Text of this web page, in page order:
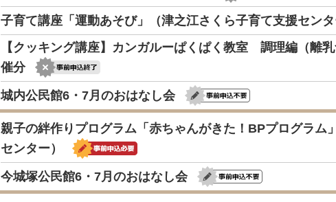
子育て講座「運動あそび」（津之江さくら子育て支援センタ
【クッキング講座】カンガルーぱくぱく教室 調理編（離
催分
城内公民館6・7月のおはなし会
親子の絆作りプログラム「赤ちゃんがきた！BPプログラム
センター）
今城塚公民館6・7月のおはなし会